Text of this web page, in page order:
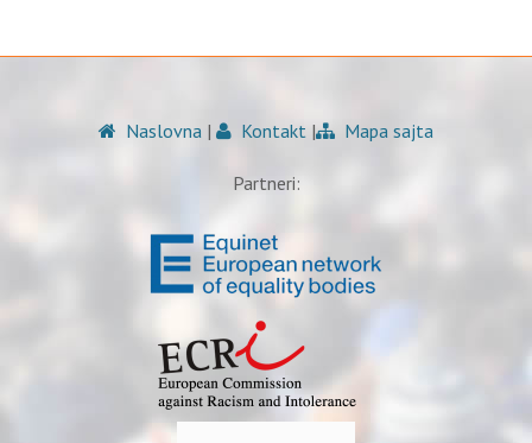
Naslovna | Kontakt | Mapa sajta
Partneri: